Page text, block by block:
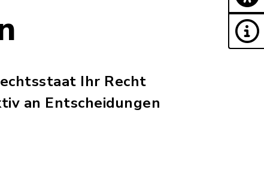
Ihr Recht
an Entscheidungen